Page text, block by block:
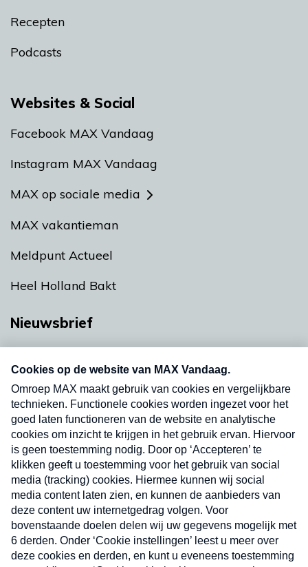
Recepten
Podcasts
Websites & Social
Facebook MAX Vandaag
Instagram MAX Vandaag
MAX op sociale media
MAX vakantieman
Meldpunt Actueel
Heel Holland Bakt
Nieuwsbrief
nieuwsbrief. Elke vrijdag- en dinsdagochtend in
uw mailbox.
Verzend
Nieuwsbrief